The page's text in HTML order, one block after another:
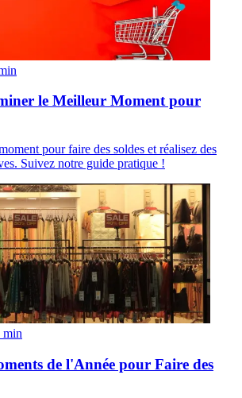
le Meilleur Moment pour
pour faire des soldes et réalisez des
Suivez notre guide pratique !
min
de l'Année pour Faire des